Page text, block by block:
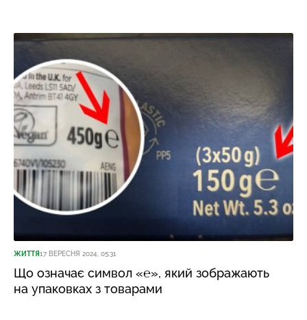
ЖИТТЯ17 ВЕРЕСНЯ 2024, 05:31
Що означає символ «℮», який зображають
на упаковках з товарами